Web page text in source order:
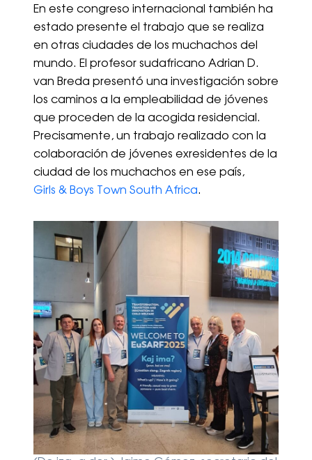
En este congreso internacional también ha
estado presente el trabajo que se realiza
en otras ciudades de los muchachos del
mundo. El profesor sudafricano Adrian D.
van Breda presentó una investigación sobre
los caminos a la empleabilidad de jóvenes
que proceden de la acogida residencial.
Precisamente, un trabajo realizado con la
colaboración de jóvenes exresidentes de la
ciudad de los muchachos en ese país,
Girls & Boys Town South Africa.